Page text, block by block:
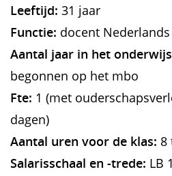
Leeftijd: 31 jaar
Functie: docent
Aantal jaar in het
begonnen op het mbo
Fte: 1 (met
dagen)
Aantal uren voor de klas: 8
Salarisschaal en -trede: LB